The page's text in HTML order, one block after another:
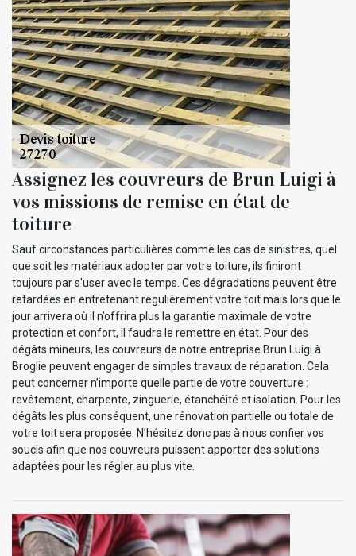
Assignez les couvreurs de Brun Luigi à
vos missions de remise en état de
toiture
Sauf circonstances particulières comme les cas de sinistres, quel
que soit les matériaux adopter par votre toiture, ils finiront
toujours par s'user avec le temps. Ces dégradations peuvent être
retardées en entretenant régulièrement votre toit mais lors que le
jour arrivera où il n’offrira plus la garantie maximale de votre
protection et confort, il faudra le remettre en état. Pour des
dégâts mineurs, les couvreurs de notre entreprise Brun Luigi à
Broglie peuvent engager de simples travaux de réparation. Cela
peut concerner n’importe quelle partie de votre couverture :
revêtement, charpente, zinguerie, étanchéité et isolation. Pour les
dégâts les plus conséquent, une rénovation partielle ou totale de
votre toit sera proposée. N’hésitez donc pas à nous confier vos
soucis afin que nos couvreurs puissent apporter des solutions
adaptées pour les régler au plus vite.